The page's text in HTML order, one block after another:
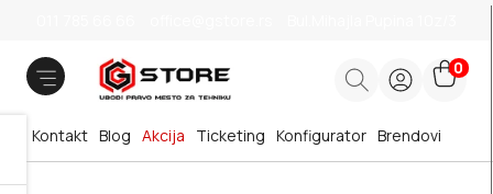
0
Brendovi
Blog Akcija
Kontakt Ticketing Konfigurator